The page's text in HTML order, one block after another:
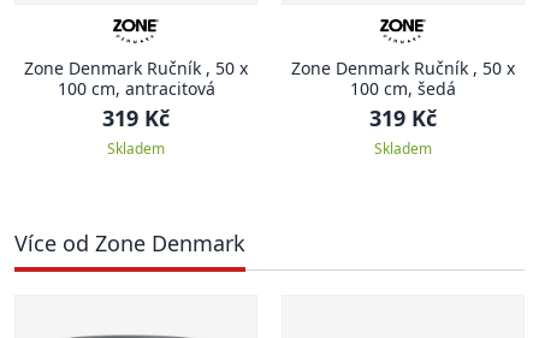
Zone Denmark Ručník , 50 x
100 cm, antracitová
319 Kč
Skladem
Zone Denmark Ručník , 50 x
100 cm, šedá
319 Kč
Skladem
Více od Zone Denmark